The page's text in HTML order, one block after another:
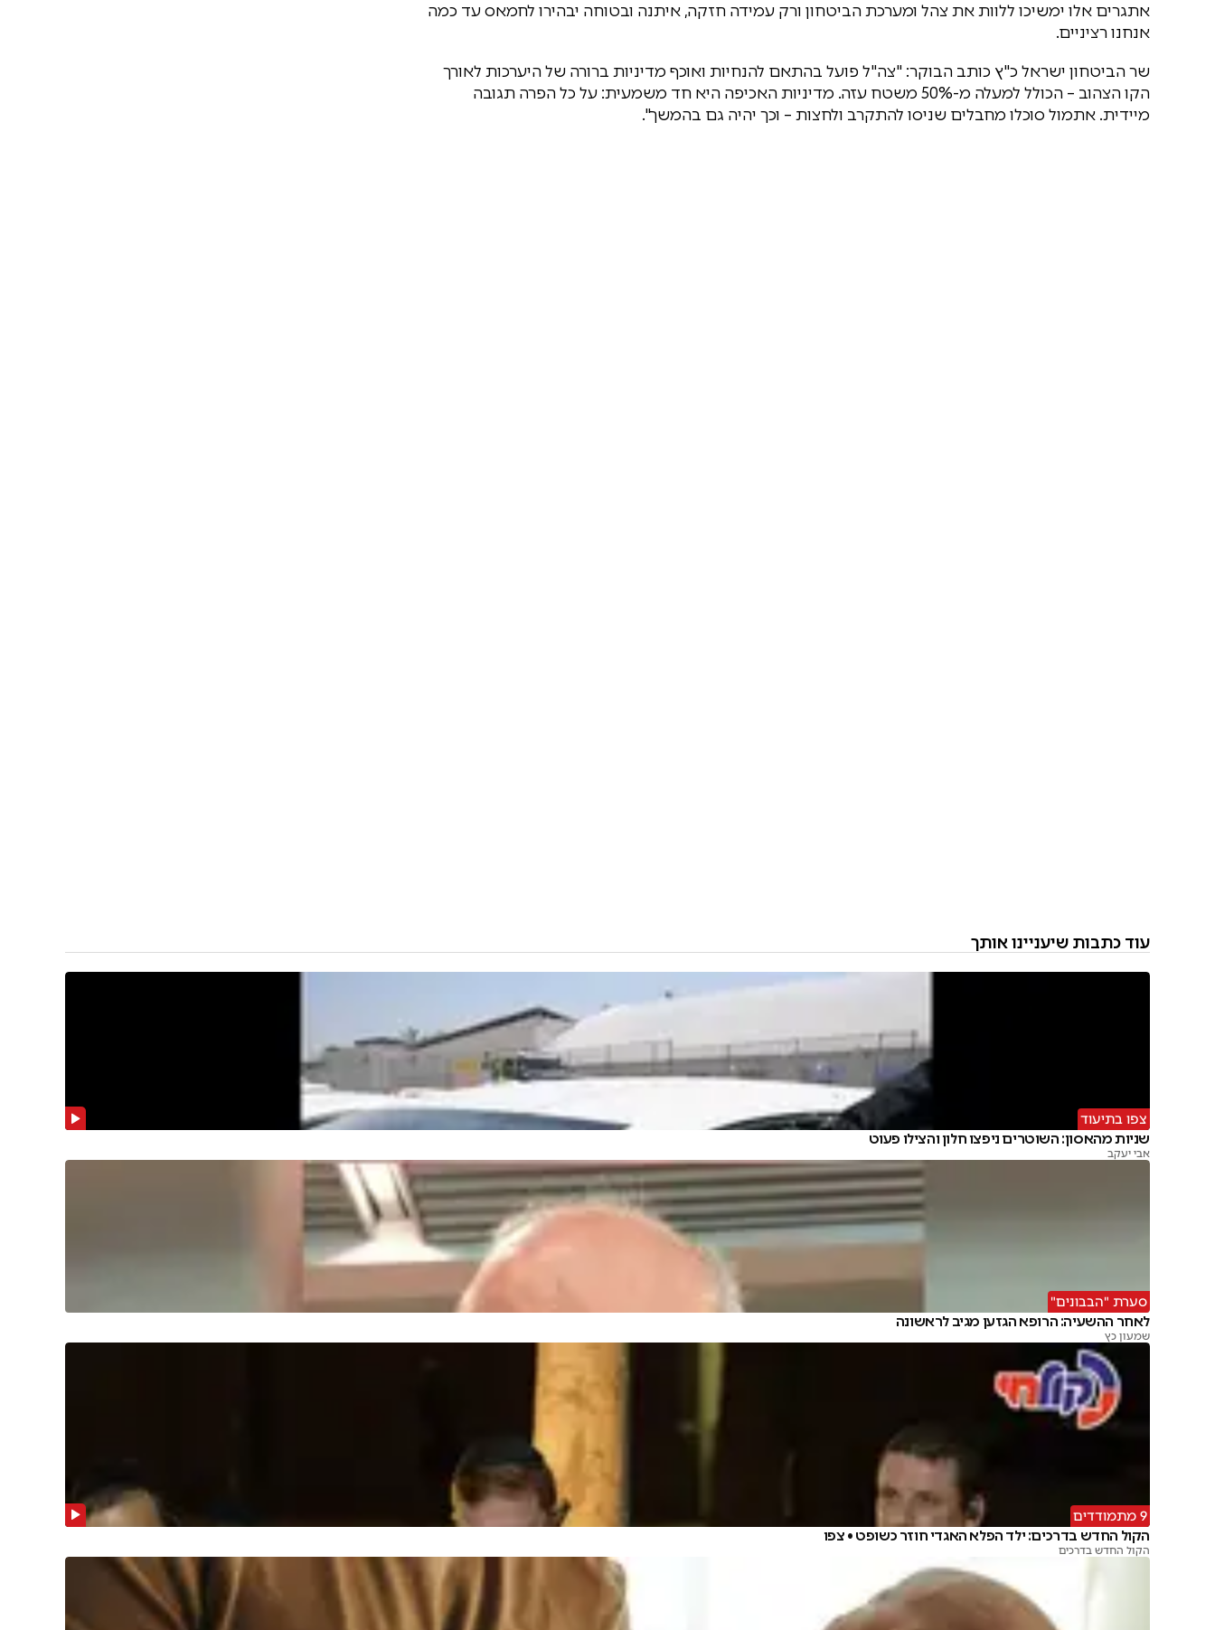
אתגרים אלו ימשיכו ללוות את צהל ומערכת הביטחון ורק עמידה חזקה, איתנה ובטוחה יבהירו לחמאס עד כמה
אנחנו רציניים.
שר הביטחון ישראל כ"ץ כותב הבוקר: "צה"ל פועל בהתאם להנחיות ואוכף מדיניות ברורה של היערכות לאורך
הקו הצהוב – הכולל למעלה מ-50% משטח עזה. מדיניות האכיפה היא חד משמעית: על כל הפרה תגובה
מיידית. אתמול סוכלו מחבלים שניסו להתקרב ולחצות – וכך יהיה גם בהמשך".
עוד כתבות שיעניינו אותך
צפו בתיעוד
שניות מהאסון: השוטרים ניפצו חלון והצילו פעוט
אבי יעקב
סערת "הבבונים"
לאחר ההשעיה: הרופא הגזען מגיב לראשונה
שמעון כץ
9 מתמודדים
הקול החדש בדרכים: ילד הפלא האגדי חוזר כשופט • צפו
הקול החדש בדרכים